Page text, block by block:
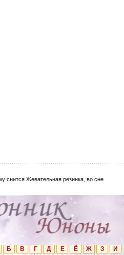
снится Жевательная резинка, во сне
Б В Г Д Е Ё Ж З
И